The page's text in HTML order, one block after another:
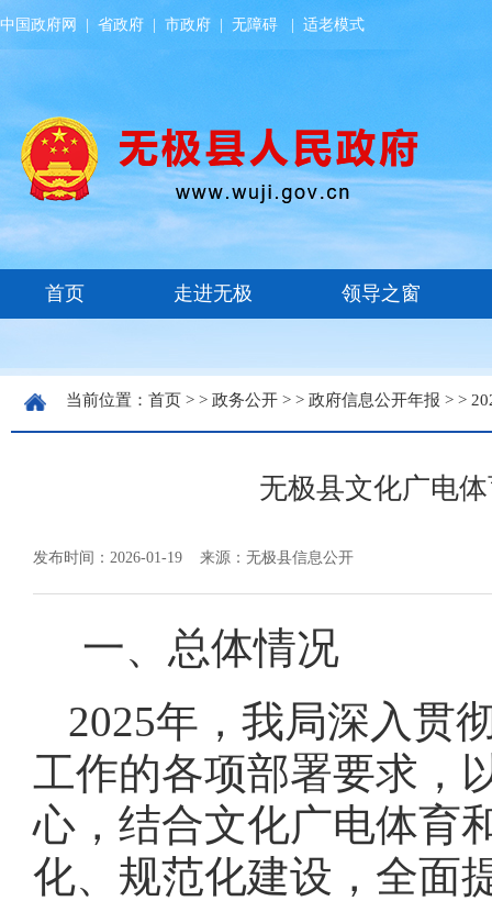
中国政府网 省政府 市政府 无障碍 适老模式
当前位置： 首页 > > 政务公开 > > 政府信息公开年报 > >
无极县文化广电
发布时间：2026-01-19 来源：无极县信息公开
一、总体情况
2025年，我局深入贯
工作的各项部署要求，
心，结合文化广电体育
化、规范化建设，全面